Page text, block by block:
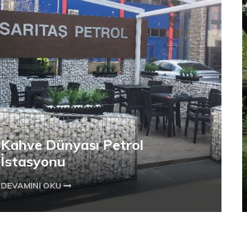
Kahve Dünyası Petrol
İstasyonu
DEVAMINI OKU